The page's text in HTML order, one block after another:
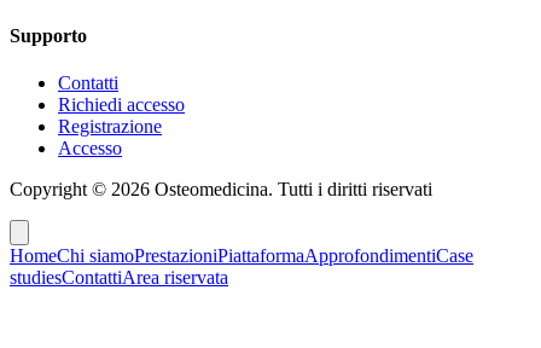
Supporto
Contatti
Richiedi accesso
Registrazione
Accesso
Copyright © 2026 Osteomedicina. Tutti i diritti riservati
HomeChi siamoPrestazioniPiattaformaApprofondimentiCase
studiesContattiArea riservata